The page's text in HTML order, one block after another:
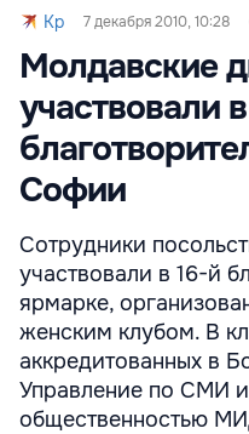
Kp 7 декабря 2010, 10:28
Молдавские
участвовали в
Софии
Сотрудники
участвовали в 16-й
ярмарке,
женским клубом. В
аккредитованных в
Управление по СМИ
общественностью